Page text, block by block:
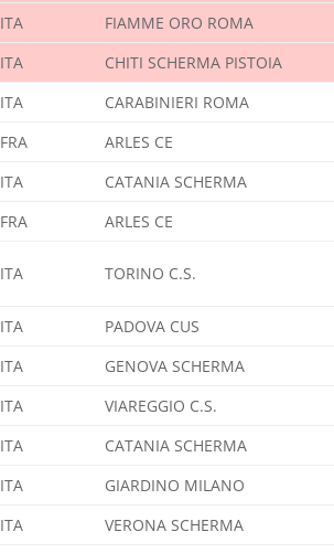
ITA
FIAMME ORO ROMA
ITA
CHITI SCHERMA PISTOIA
ITA
CARABINIERI ROMA
FRA
ARLES CE
ITA
CATANIA SCHERMA
FRA ARLES CE
ITA TORINO C.S.
ITA
PADOVA CUS
ITA
GENOVA SCHERMA
ITA
VIAREGGIO C.S.
ITA
CATANIA SCHERMA
ITA
GIARDINO MILANO
ITA
VERONA SCHERMA